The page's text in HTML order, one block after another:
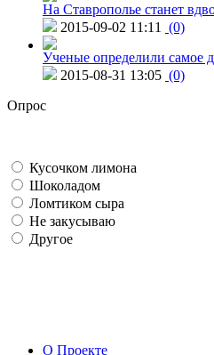
На Ставрополье станет
2015-09-02 11:11
(0)
Ученые определили самое
2015-08-31 13:05 (0)
Опрос
Кусочком лимона
Шоколадом
Ломтиком сыра
Не закусываю
Другое
О Проекте